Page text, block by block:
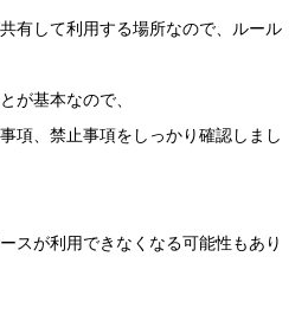
有して利用する場所なので、ルール
が基本なので、
項、禁止事項をしっかり確認しまし
スが利用できなくなる可能性もあり